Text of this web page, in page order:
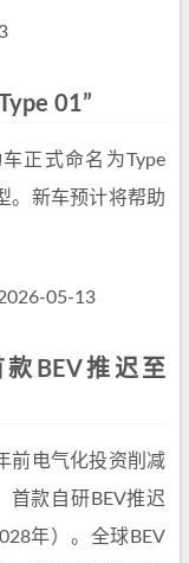
01”
正式命名为Type
。新车预计将帮助
05-13
款BEV推迟至
前电气化投资削减
首款自研BEV推迟
年）。全球BEV